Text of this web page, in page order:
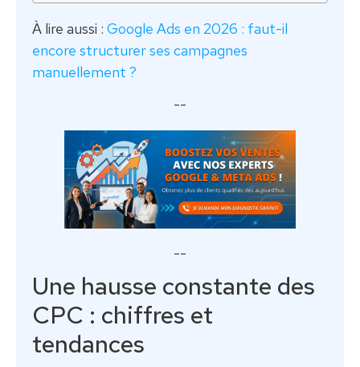
À lire aussi : Google Ads en 2026 : faut-il
encore structurer ses campagnes
manuellement ?
--
--
Une hausse constante des
CPC : chiffres et
tendances